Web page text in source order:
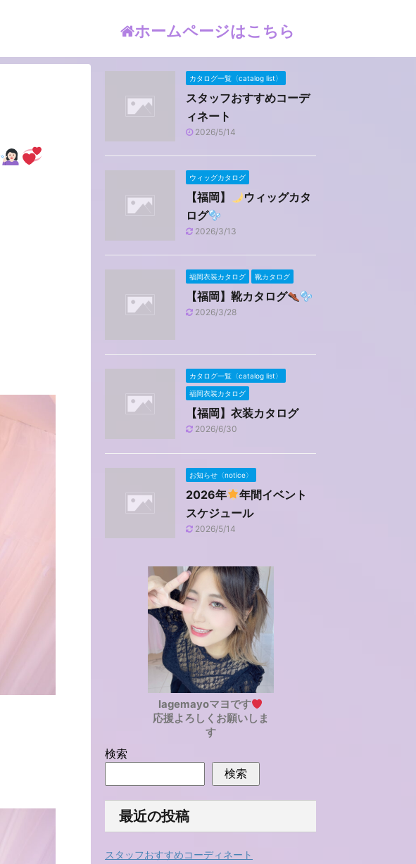
ホームページはこちら
カタログ一覧〈catalog list〉
スタッフおすすめコーデ
ィネート
2026/5/14
ウィッグカタログ
【福岡】
ウィッグカタ
ログ
2026/3/13
福岡衣装カタログ 靴カタログ
【福岡】靴カタログ
2026/3/28
カタログ一覧〈catalog list〉
福岡衣装カタログ
【福岡】衣装カタログ
2026/6/30
お知らせ〈notice〉
2026年
年間イベント
スケジュール
2026/5/14
lagemayoマヨです
応援よろしくお願いしま
す
検索
検索
最近の投稿
スタッフおすすめコーディネート